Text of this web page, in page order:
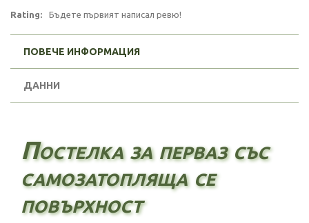
Rating: Бъдете първият написал ревю!
ПОВЕЧЕ ИНФОРМАЦИЯ
ДАННИ
Постелка за перваз със
самозатопляща се
повърхност